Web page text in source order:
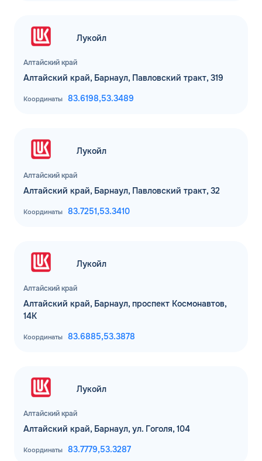
Алтайский край
Лукойл
Алтайский край, Барнаул, Павловский тракт, 319
Координаты 83.6198,53.3489
Алтайский край
Лукойл
Алтайский край, Барнаул, Павловский тракт, 32
Координаты 83.7251,53.3410
Алтайский край
Лукойл
Алтайский край, Барнаул, проспект Космонавтов,
14К
Координаты 83.6885,53.3878
Алтайский край
Лукойл
Алтайский край, Барнаул, ул. Гоголя, 104
Координаты 83.7779,53.3287